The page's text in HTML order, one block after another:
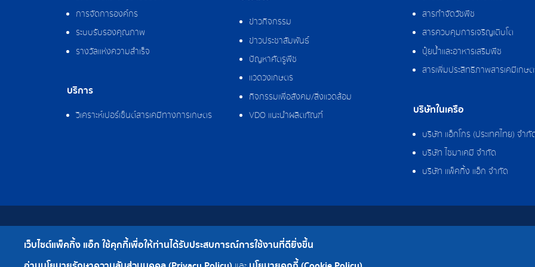
การจัดการองค์กร
ระบบรับรองคุณภาพ
รางวัลแห่งความสำเร็จ
บริการ
วิเคราะห์เปอร์เซ็นต์สารเคมีทางการเกษตร
ข่าวกิจกรรม
ข่าวประชาสัมพันธ์
ปัญหาศัตรูพืช
แวดวงเกษตร
กิจกรรมเพื่อสังคม/สิ่งแวดล้อม
VDO แนะนำผลิตภัณฑ์
สารกำจัดวัชพืช
สารควบคุมการเจริญเติบโต
ปุ๋ยน้ำและอาหารเสริมพืช
สารเพิ่มประสิทธิภาพสารเคมีเกษ
บริษัทในเครือ
บริษัท แอ็กโกร (ประเทศไทย) จำกั
บริษัท ไซมาเคมี จำกัด
บริษัท แพ็คกิ้ง แอ็ก จำกัด
สงวนลิขสิทธิ์ © 2562 บริษัท แพ็คกิ้ง แอ็ก จำกัด
เว็บไซต์แพ็คกิ้ง แอ็ก ใช้คุกกี้เพื่อให้ท่านได้รับประสบการณ์การใช้งานที่ดียิ่งขึ้น